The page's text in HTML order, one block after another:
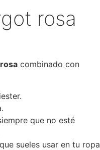
rosa
rosacombinado con
que no esté
sueles usar en tu ropa